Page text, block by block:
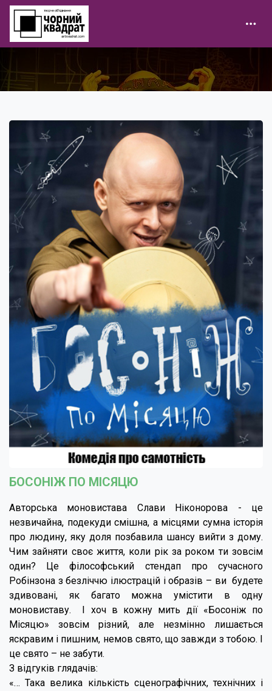
БОСОНІЖ ПО МІСЯЦЮ
Авторська моновистава Слави Ніконорова - це
незвичайна, подекуди смішна, а місцями сумна історія
про людину, яку доля позбавила шансу вийти з дому.
Чим зайняти своє життя, коли рік за роком ти зовсім
один? Це філософський стендап про сучасного
Робінзона з безліччю ілюстрацій і образів – ви будете
здивовані, як багато можна умістити в одну
моновиставу. І хоч в кожну мить дії «Босоніж по
Місяцю» зовсім різний, але незмінно лишається
яскравим і пишним, немов свято, що завжди з тобою. І
це свято – не забути.
З відгуків глядачів:
«… Така велика кількість сценографічних, технічних і